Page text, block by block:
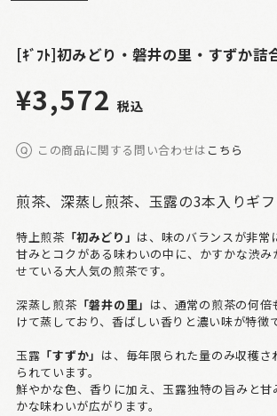
[ｷﾞﾌﾄ]初みどり・磐井の里・すずか詰
¥3,572 税込
この商品に関する問い合わせは こちら
煎茶、深蒸し煎茶、玉露の3本入りギフ
特上煎茶 「初みどり」 は、味のバランスが非常
甘みとコクがある味わいの中に、かすかな渋み
せている大人気の煎茶です。
深蒸し煎茶 「磐井の里」 は、通常の煎茶の何
けて蒸しており、香ばしい香りと濃い味が特徴で
玉露 「すずか」 は、毎年限られた量のみ収穫さ
られています。
鮮やかな色、香りに加え、玉露独特の旨みと甘
かな味わいが広がります。